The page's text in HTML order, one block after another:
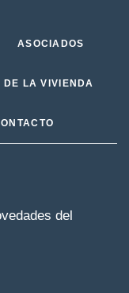
ASOCIADOS
DE LA VIVIENDA
del